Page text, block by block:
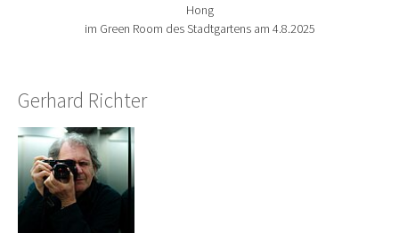
Hong
im Green Room des Stadtgartens am 4.8.2025
Gerhard Richter